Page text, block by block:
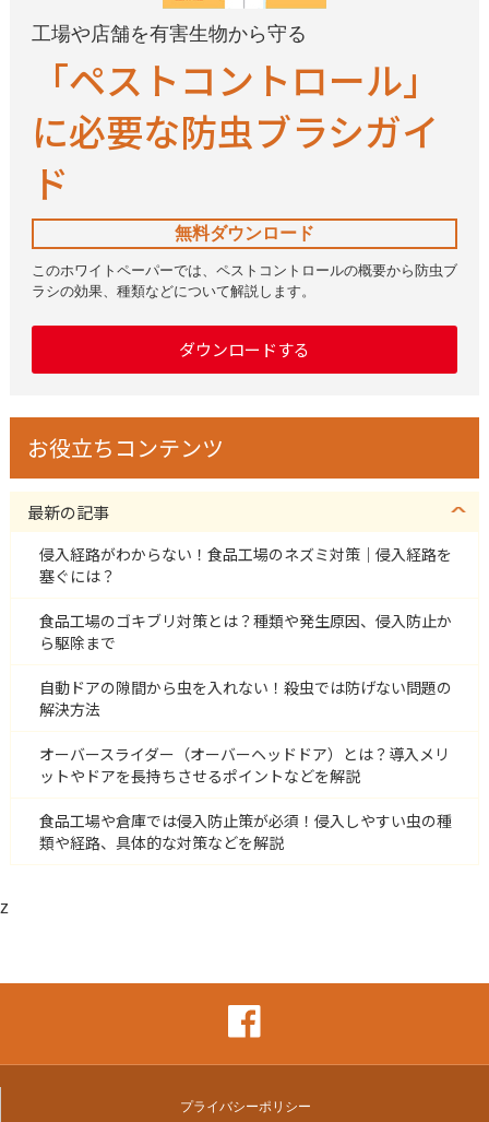
工場や店舗を有害生物から守る
「ペストコントロール」
に必要な防虫ブラシガイ
ド
無料ダウンロード
このホワイトペーパーでは、ペストコントロールの概要から防虫ブ
ラシの効果、種類などについて解説します。
ダウンロードする
お役立ちコンテンツ
最新の記事
侵入経路がわからない！食品工場のネズミ対策｜侵入経路を
塞ぐには？
食品工場のゴキブリ対策とは？種類や発生原因、侵入防止か
ら駆除まで
自動ドアの隙間から虫を入れない！殺虫では防げない問題の
解決方法
オーバースライダー（オーバーヘッドドア）とは？導入メリ
ットやドアを長持ちさせるポイントなどを解説
食品工場や倉庫では侵入防止策が必須！侵入しやすい虫の種
類や経路、具体的な対策などを解説
z
プライバシーポリシー